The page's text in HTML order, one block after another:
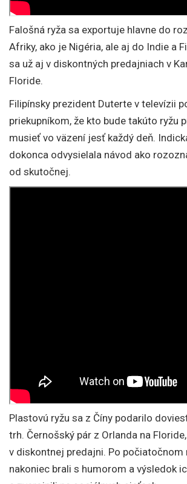
Falošná ryža sa exportuje hlavne do
Afriky, ako je Nigéria, ale aj do Indie a
sa už aj v diskontných predajniach v
Floride.
Filipínsky prezident Duterte v televízii
priekupníkom, že kto bude takúto ryžu
musieť vo väzení jesť každý deň.
dokonca odvysielala návod ako
od skutočnej.
Plastovú ryžu sa z Číny podarilo
trh. Černošský pár z Orlanda na
v diskontnej predajni. Po počiatočnom
nakoniec brali s humorom a výsledok